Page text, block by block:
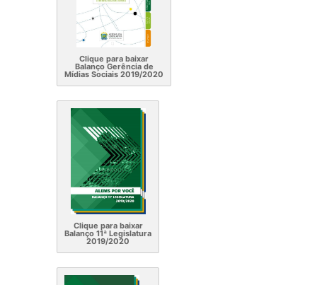
Clique para baixar
Balanço Gerência de
Mídias Sociais 2019/2020
Clique para baixar
Balanço 11ª Legislatura
2019/2020